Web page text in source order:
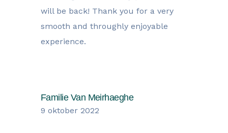
will be back! Thank you for a very
smooth and throughly enjoyable
experience.
Familie Van Meirhaeghe
9 oktober 2022